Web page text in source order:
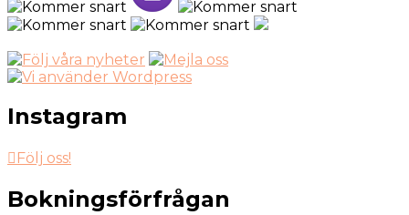
Instagram
Följ oss!
Bokningsförfrågan